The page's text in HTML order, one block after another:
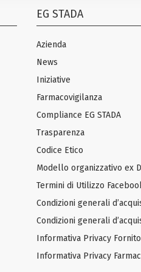
EG STADA
Azienda
News
Iniziative
Farmacovigilanza
Compliance EG STADA
Trasparenza
Codice Etico
Modello organizzativo ex
Termini di Utilizzo
Condizioni generali
Condizioni generali
Informativa Privacy
Informativa Privacy